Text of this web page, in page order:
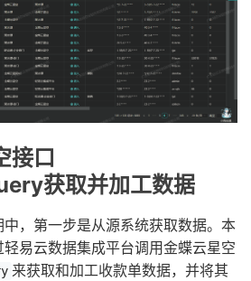
接口
获取并加工数据
，第一步是从源系统获取数据。本
易云数据集成平台调用金蝶云星空
来获取和加工收款单数据，并将其